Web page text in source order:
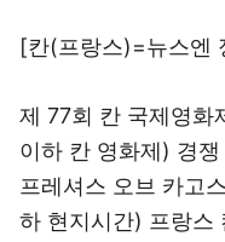
[칸(프랑스)=뉴스엔
제 77회 칸 국제영
이하 칸 영화제) 경쟁
프레셔스 오브 카고
하 현지시간) 프랑스